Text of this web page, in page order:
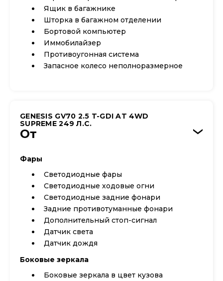
Ящик в багажнике
Шторка в багажном отделении
Бортовой компьютер
Иммобилайзер
Противоугонная система
Запасное колесо неполноразмерное
GENESIS GV70 2.5 T-GDI AT 4WD
SUPREME 249 Л.С.
От ›
Фары
Светодиодные фары
Светодиодные ходовые огни
Cветодиодные задние фонари
Задние противотуманные фонари
Дополнительный стоп-сигнал
Датчик света
Датчик дождя
Боковые зеркала
Боковые зеркала в цвет кузова